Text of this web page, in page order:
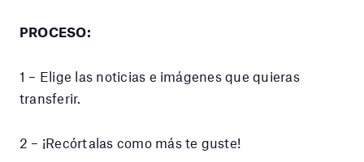
PROCESO:
1 – Elige las noticias e imágenes que quieras
transferir.
2 – ¡Recórtalas como más te guste!